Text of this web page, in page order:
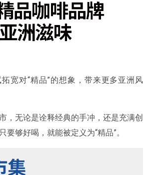
宽对“精品”的想象，带来更多亚洲风
，无论是诠释经典的手冲，还是充满创
要够好喝，就能被定义为“精品”。